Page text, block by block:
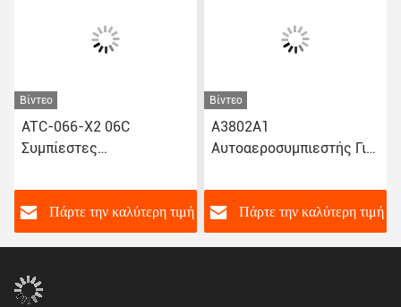
Βίντεο
ATC-066-X2 06C
Συμπίεστες
αυτοκινήτων για Toyota
Corolla Yaris Alitis 88320-
52010 883205201
Πάρτε την καλύτερη τιμή
Βίντεο
Α3802Α1
Αυτοαεροσυμπιεστής Για
Citroen NEW Elysee/C3-
XR JSR11T601088
Πάρτε την καλύτερη τιμή